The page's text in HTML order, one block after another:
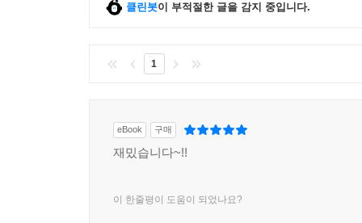
클린봇이 부적절한 글을 감지 중입니다.
1
eBook 구매
재밌습니다~!!
이 한줄평이 도움이 되었나요?